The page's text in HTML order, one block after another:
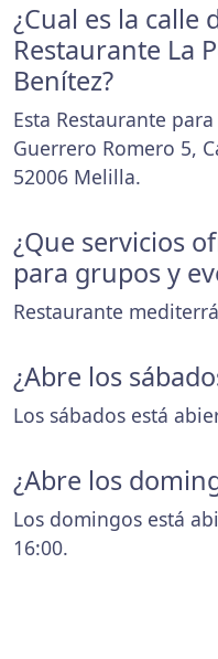
¿Cual es la calle
Restaurante La
Benítez?
Esta Restaurante
Guerrero Romero 5,
52006 Melilla.
¿Que servicios
para grupos y
Restaurante
¿Abre los
Los sábados está
¿Abre los
Los domingos está
16:00.